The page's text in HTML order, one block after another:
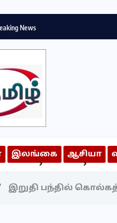
News
இலங்கை ஆசியா
இறுதி பந்தில்